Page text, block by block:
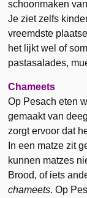
schoonmaken
Je ziet zelfs
vreemdste
het lijkt wel of
pastasalades,
Chameets
Op Pesach eten
gemaakt van
zorgt ervoor dat
In een matze zit
kunnen matzes
Brood, of iets
chameets. Op